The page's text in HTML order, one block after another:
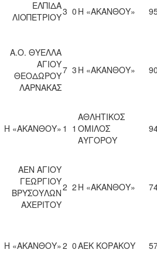
ΕΛΠΙΔΑ
ΛΙΟΠΕΤΡΙΟΥ3 0 Η «ΑΚΑΝΘΟΥ»
Α.Ο. ΘΥΕΛΛΑ
ΑΓΙΟΥ
ΘΕΟΔΩΡΟΥ
ΛΑΡΝΑΚΑΣ
7 3 Η «ΑΚΑΝΘΟΥ»
Η «ΑΚΑΝΘΟΥ» 1 1
ΑΘΛΗΤΙΚΟΣ
ΟΜΙΛΟΣ
ΑΥΓΟΡΟΥ
ΑΕΝ ΑΓΙΟΥ
ΓΕΩΡΓΙΟΥ
ΒΡΥΣΟΥΛΩΝ
ΑΧΕΡΙΤΟΥ
2 2 Η «ΑΚΑΝΘΟΥ»
Η «ΑΚΑΝΘΟΥ»2 0ΑΕΚ ΚΟΡΑΚΟΥ